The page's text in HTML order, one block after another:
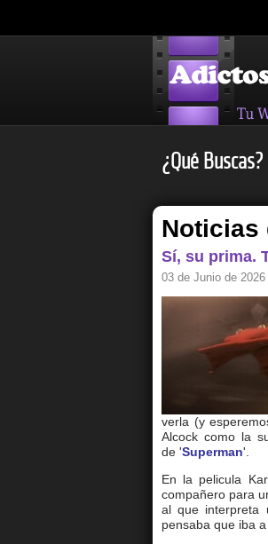
¿Qué Buscas?
Noticias
Sí, su prima.
03 de Junio de
verla (y
Alcock como la
de 'Superman'.
En la pelicula
compañero para
al que interpreta
pensaba que iba